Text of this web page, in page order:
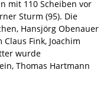
mit 110 Scheiben vor
Sturm (95). Die
Hansjörg Obenauer
Fink, Joachim
wurde
Thomas Hartmann